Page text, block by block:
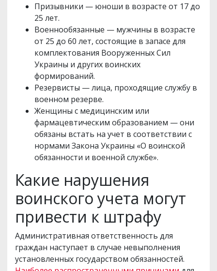
Призывники — юноши в возрасте от 17 до
25 лет.
Военнообязанные — мужчины в возрасте
от 25 до 60 лет, состоящие в запасе для
комплектования Вооруженных Сил
Украины и других воинских
формирований.
Резервисты — лица, проходящие службу в
военном резерве.
Женщины с медицинским или
фармацевтическим образованием — они
обязаны встать на учет в соответствии с
нормами Закона Украины «О воинской
обязанности и военной службе».
Какие нарушения
воинского учета могут
привести к штрафу
Административная ответственность для
граждан наступает в случае невыполнения
установленных государством обязанностей.